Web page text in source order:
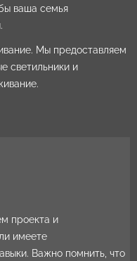
ваша семья
Мы предоставляем
светильники и
проекта и
имеете
Важно помнить, что